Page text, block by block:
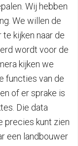
Wij hebben
We willen de
kijken naar de
wordt voor de
kijken we
functies van de
of er sprake is
Die data
precies kunt zien
een landbouwer